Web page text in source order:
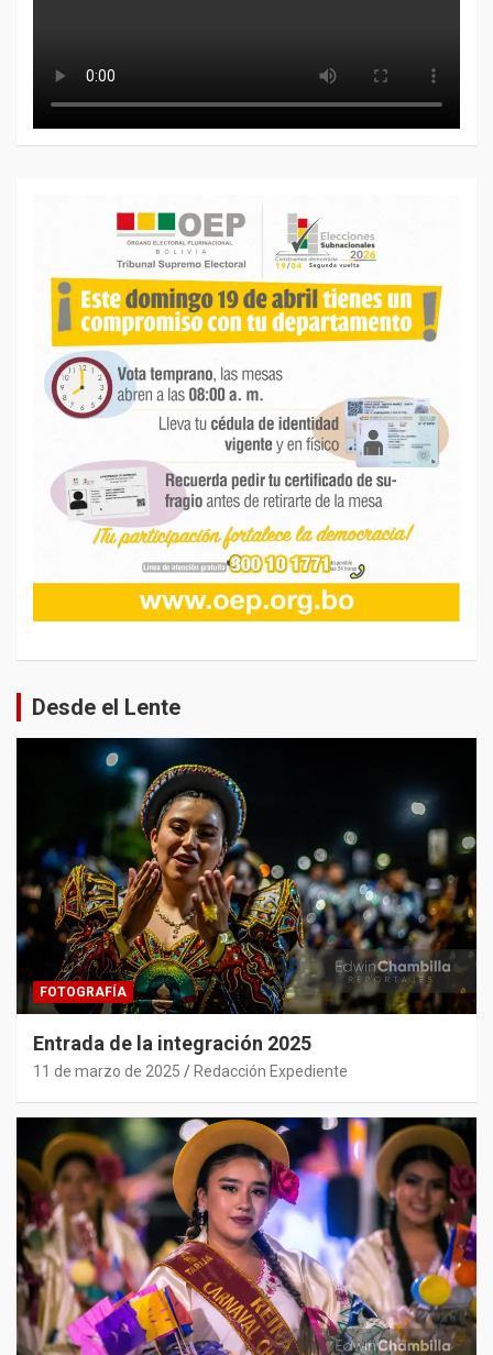
Desde el Lente
FOTOGRAFÍA
Entrada de la integración 2025
11 de marzo de 2025 Redacción Expediente